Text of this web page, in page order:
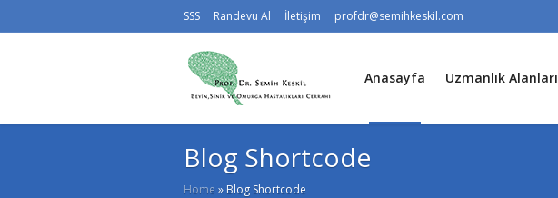
SSS Randevu Al İletişim profdr@semihkeskil.com
Anasayfa Uzmanlık Alanları
Blog Shortcode
Home » Blog Shortcode